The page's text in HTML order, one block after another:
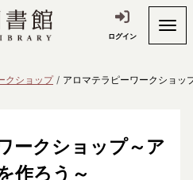
ログイン
クショップ アロマテラピーワークショッ
ークショップ～ア
作ろう～